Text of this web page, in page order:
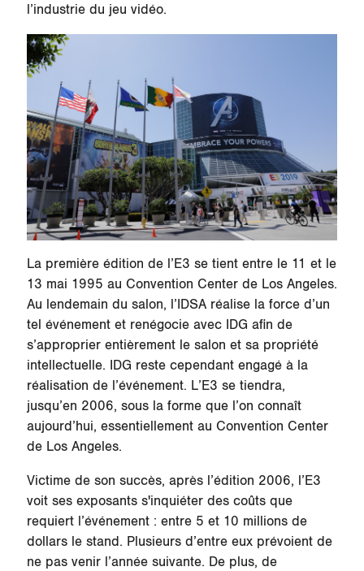
l’industrie du jeu vidéo.
La première édition de l’E3 se tient entre le 11 et le
13 mai 1995 au Convention Center de Los Angeles.
Au lendemain du salon, l’IDSA réalise la force d’un
tel événement et renégocie avec IDG afin de
s’approprier entièrement le salon et sa propriété
intellectuelle. IDG reste cependant engagé à la
réalisation de l’événement. L’E3 se tiendra,
jusqu’en 2006, sous la forme que l’on connaît
aujourd’hui, essentiellement au Convention Center
de Los Angeles.
Victime de son succès, après l’édition 2006, l’E3
voit ses exposants s'inquiéter des coûts que
requiert l’événement : entre 5 et 10 millions de
dollars le stand. Plusieurs d’entre eux prévoient de
ne pas venir l’année suivante. De plus, de